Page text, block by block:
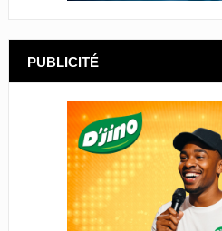
PUBLICITÉ